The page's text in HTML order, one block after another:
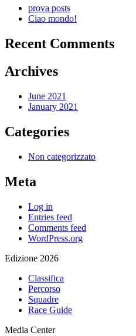
prova posts
Ciao mondo!
Recent Comments
Archives
June 2021
January 2021
Categories
Non categorizzato
Meta
Log in
Entries feed
Comments feed
WordPress.org
Edizione 2026
Classifica
Percorso
Squadre
Race Guide
Media Center